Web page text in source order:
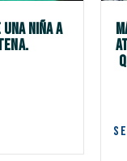
niña a